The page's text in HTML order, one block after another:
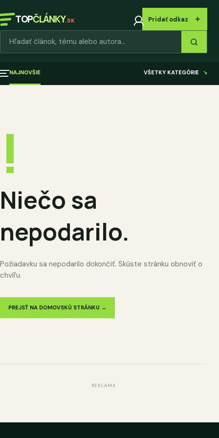
TOPČLÁNKY.SK Pridať odkaz ＋
NAJNOVŠIE VŠETKY KATEGÓRIE ↘
!
Niečo sa
nepodarilo.
Požiadavku sa nepodarilo dokončiť. Skúste stránku obnoviť o
chvíľu.
PREJSŤ NA DOMOVSKÚ STRÁNKU →
REKLAMA